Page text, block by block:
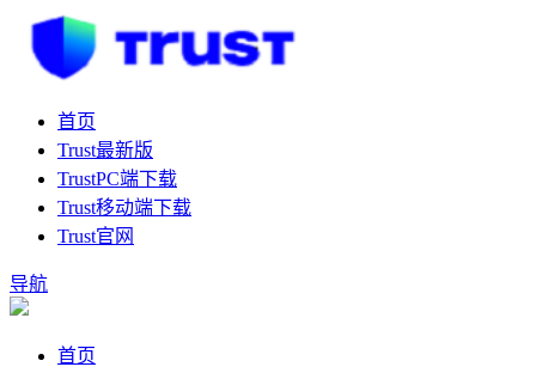
首页
Trust最新版
TrustPC端下载
Trust移动端下载
Trust官网
导航
首页